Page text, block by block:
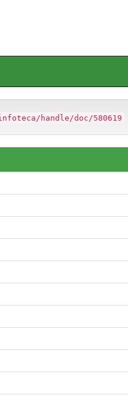
handle/doc/580619